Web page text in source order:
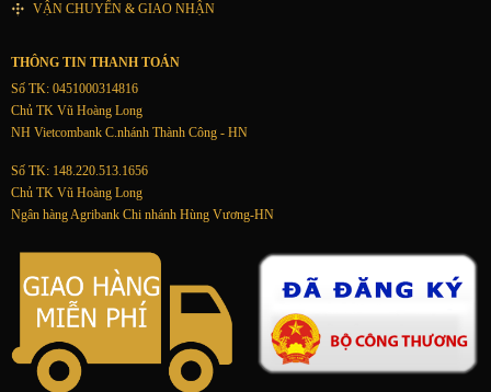
VẬN CHUYỂN & GIAO NHẬN
THÔNG TIN THANH TOÁN
Số TK: 0451000314816
Chủ TK Vũ Hoàng Long
NH Vietcombank C.nhánh Thành Công - HN
Số TK: 148.220.513.1656
Chủ TK Vũ Hoàng Long
Ngân hàng Agribank Chi nhánh Hùng Vương-HN